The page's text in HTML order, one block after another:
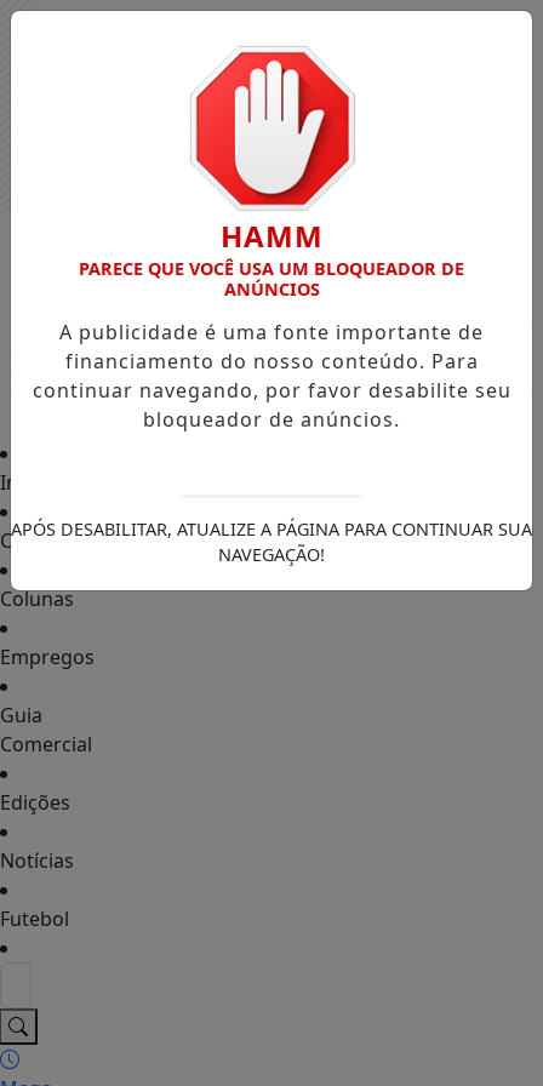
Início
Classificados
Colunas
Empregos
Guia
Comercial
Edições
Notícias
Futebol
HAMM
PARECE QUE VOCÊ USA UM BLOQUEADOR DE
ANÚNCIOS
A publicidade é uma fonte importante de
financiamento do nosso conteúdo. Para
continuar navegando, por favor desabilite seu
bloqueador de anúncios.
APÓS DESABILITAR, ATUALIZE A PÁGINA PARA CONTINUAR SUA
NAVEGAÇÃO!